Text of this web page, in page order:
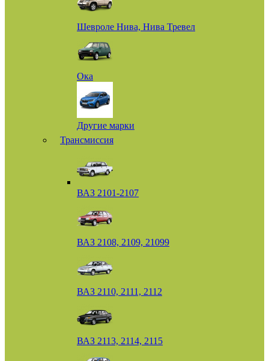
Шевроле Нива, Нива Тревел
Ока
Другие марки
Трансмиссия
ВАЗ 2101-2107
ВАЗ 2108, 2109, 21099
ВАЗ 2110, 2111, 2112
ВАЗ 2113, 2114, 2115